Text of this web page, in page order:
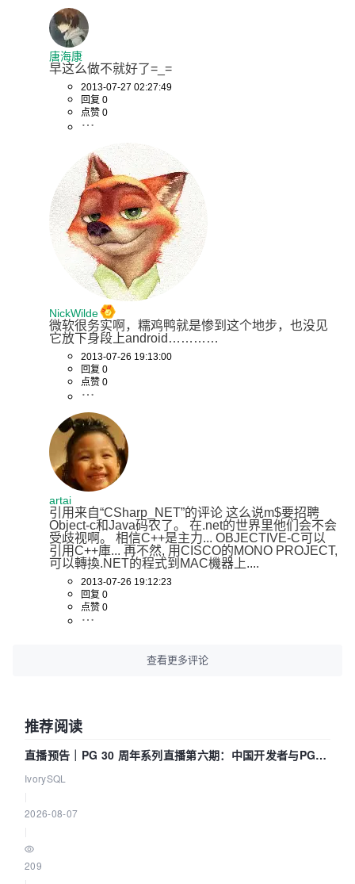
唐海康
早这么做不就好了=_=
2013-07-27 02:27:49
回复 0
点赞 0
NickWilde
微软很务实啊，糯鸡鸭就是惨到这个地步，也没见
它放下身段上android…………
2013-07-26 19:13:00
回复 0
点赞 0
artai
引用来自“CSharp_NET”的评论 这么说m$要招聘
Object-c和Java码农了。 在.net的世界里他们会不会
受歧视啊。 相信C++是主力... OBJECTIVE-C可以
引用C++庫... 再不然, 用CISCO的MONO PROJECT,
可以轉換.NET的程式到MAC機器上....
2013-07-26 19:12:23
回复 0
点赞 0
查看更多评论
推荐阅读
直播预告｜PG 30 周年系列直播第六期：中国开发者与PG内
核——我们改得动吗？我们贡献了什么？
IvorySQL
2026-08-07
209